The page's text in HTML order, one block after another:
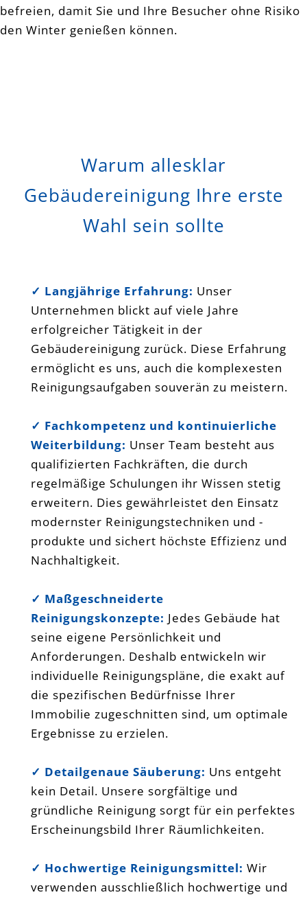
befreien, damit Sie und Ihre Besucher ohne Risiko
den Winter genießen können.
Warum allesklar
Gebäudereinigung Ihre erste
Wahl sein sollte
✓ Langjährige Erfahrung: Unser
Unternehmen blickt auf viele Jahre
erfolgreicher Tätigkeit in der
Gebäudereinigung zurück. Diese Erfahrung
ermöglicht es uns, auch die komplexesten
Reinigungsaufgaben souverän zu meistern.
✓ Fachkompetenz und kontinuierliche
Weiterbildung: Unser Team besteht aus
qualifizierten Fachkräften, die durch
regelmäßige Schulungen ihr Wissen stetig
erweitern. Dies gewährleistet den Einsatz
modernster Reinigungstechniken und -
produkte und sichert höchste Effizienz und
Nachhaltigkeit.
✓ Maßgeschneiderte
Reinigungskonzepte: Jedes Gebäude hat
seine eigene Persönlichkeit und
Anforderungen. Deshalb entwickeln wir
individuelle Reinigungspläne, die exakt auf
die spezifischen Bedürfnisse Ihrer
Immobilie zugeschnitten sind, um optimale
Ergebnisse zu erzielen.
✓ Detailgenaue Säuberung: Uns entgeht
kein Detail. Unsere sorgfältige und
gründliche Reinigung sorgt für ein perfektes
Erscheinungsbild Ihrer Räumlichkeiten.
✓ Hochwertige Reinigungsmittel: Wir
verwenden ausschließlich hochwertige und